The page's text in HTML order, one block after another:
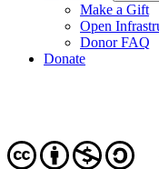
Make a Gift
Open
Donor FAQ
Donate